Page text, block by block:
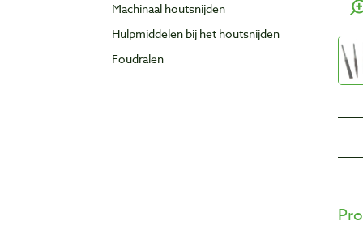
Machinaal houtsnijden
Hulpmiddelen bij het houtsnijden
Foudralen